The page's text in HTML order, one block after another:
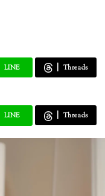
LINE Threads
LINE Threads